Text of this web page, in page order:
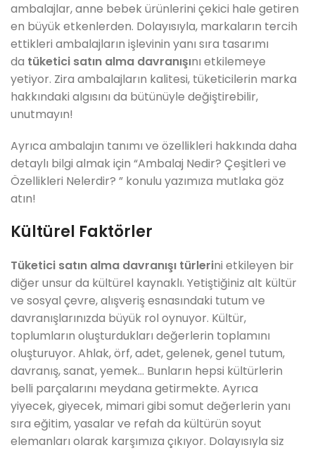
ambalajlar, anne bebek ürünlerini çekici hale getiren
en büyük etkenlerden. Dolayısıyla, markaların tercih
ettikleri ambalajların işlevinin yanı sıra tasarımı
da tüketici satın alma davranışını etkilemeye
yetiyor. Zira ambalajların kalitesi, tüketicilerin marka
hakkındaki algısını da bütünüyle değiştirebilir,
unutmayın!
Ayrıca ambalajın tanımı ve özellikleri hakkında daha
detaylı bilgi almak için “Ambalaj Nedir? Çeşitleri ve
Özellikleri Nelerdir? ” konulu yazımıza mutlaka göz
atın!
Kültürel Faktörler
Tüketici satın alma davranışı türlerini etkileyen bir
diğer unsur da kültürel kaynaklı. Yetiştiğiniz alt kültür
ve sosyal çevre, alışveriş esnasındaki tutum ve
davranışlarınızda büyük rol oynuyor. Kültür,
toplumların oluşturdukları değerlerin toplamını
oluşturuyor. Ahlak, örf, adet, gelenek, genel tutum,
davranış, sanat, yemek… Bunların hepsi kültürlerin
belli parçalarını meydana getirmekte. Ayrıca
yiyecek, giyecek, mimari gibi somut değerlerin yanı
sıra eğitim, yasalar ve refah da kültürün soyut
elemanları olarak karşımıza çıkıyor. Dolayısıyla siz